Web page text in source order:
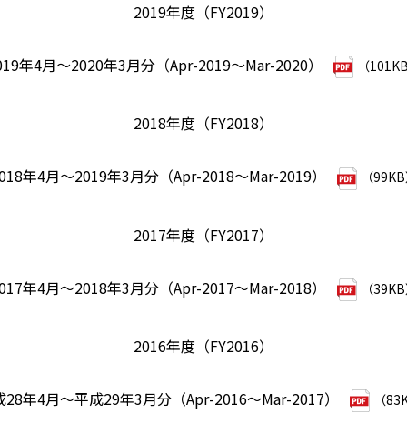
2019年度（FY2019）
年4月～2020年3月分（Apr-2019～Mar-2020） （
2018年度（FY2018）
年4月～2019年3月分（Apr-2018～Mar-2019） （
2017年度（FY2017）
年4月～2018年3月分（Apr-2017～Mar-2018） （
2016年度（FY2016）
28年4月～平成29年3月分（Apr-2016～Mar-2017） （